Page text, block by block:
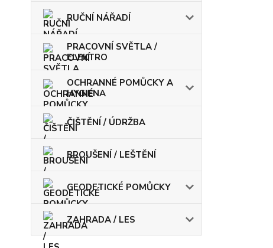
RUČNÍ NÁŘADÍ
PRACOVNÍ SVĚTLA /
ELEKTRO
OCHRANNÉ POMŮCKY A
HYGIENA
ČIŠTĚNÍ / ÚDRŽBA
BROUŠENÍ / LEŠTĚNÍ
GEODETICKÉ POMŮCKY
ZAHRADA / LES